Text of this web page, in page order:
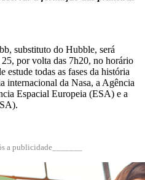
substituto do Hubble, será
25, por volta das 7h20, no horário
todas as fases da história
internacional da Nasa, a Agência
Espacial Europeia (ESA) e a
a publicidade_______